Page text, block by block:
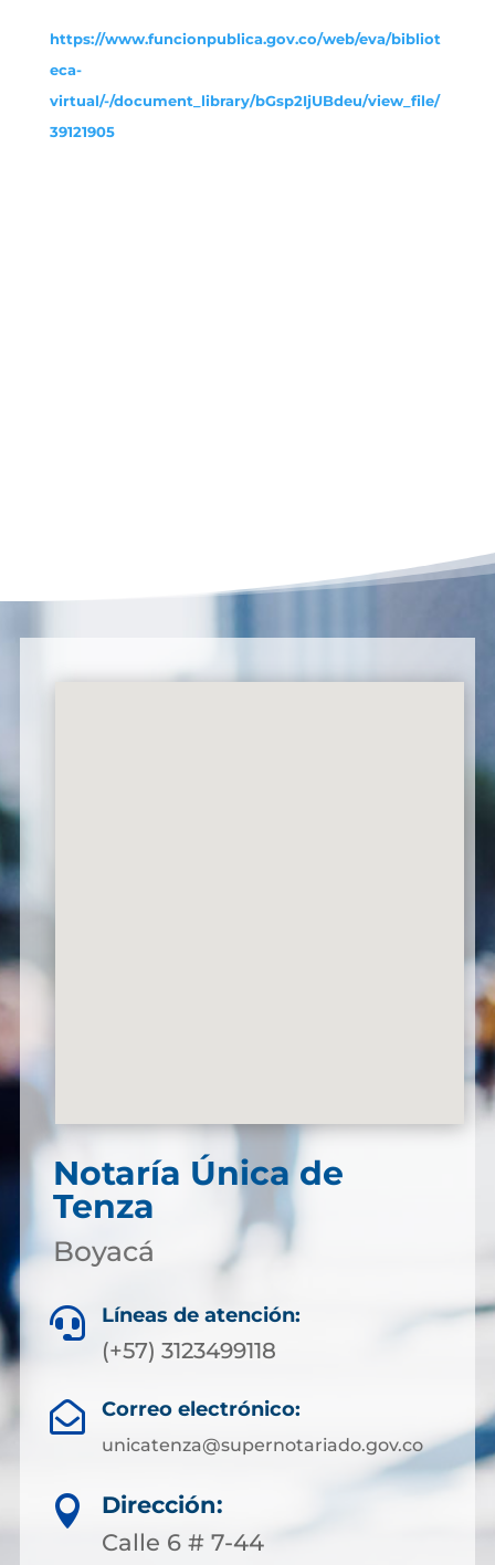
https://www.funcionpublica.gov.co/web/eva/bibliot
eca-
virtual/-/document_library/bGsp2IjUBdeu/view_file/
39121905
Notaría Única de
Tenza
Boyacá
 Líneas de atención:
(+57) 3123499118
 Correo electrónico:
unicatenza@supernotariado.gov.co

Dirección:
Calle 6 # 7-44